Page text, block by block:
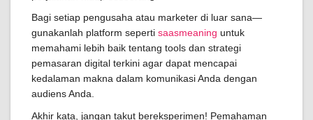
Bagi setiap pengusaha atau marketer di luar sana—
gunakanlah platform seperti saasmeaning untuk
memahami lebih baik tentang tools dan strategi
pemasaran digital terkini agar dapat mencapai
kedalaman makna dalam komunikasi Anda dengan
audiens Anda.
Akhir kata, jangan takut bereksperimen! Pemahaman